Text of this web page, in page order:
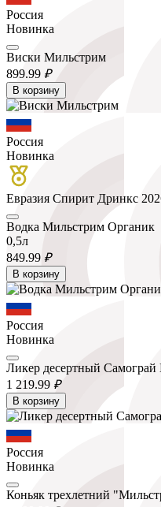
Россия
Новинка
Виски Мильстрим
899.99 ₽
В корзину
Россия
Новинка
Евразия Спирит Дринкс
Водка Мильстрим Органик
0,5л
849.99 ₽
В корзину
Россия
Новинка
Ликер десертный
1 219.99 ₽
В корзину
Россия
Новинка
Коньяк трехлетний